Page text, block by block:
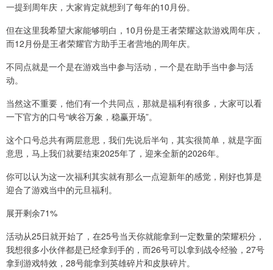
一提到周年庆，大家肯定就想到了每年的10月份。
但在这里我希望大家能够明白，10月份是王者荣耀这款游戏周年庆，
而12月份是王者荣耀官方助手王者营地的周年庆。
不同点就是一个是在游戏当中参与活动，一个是在助手当中参与活
动。
当然这不重要，他们有一个共同点，那就是福利有很多，大家可以看
一下官方的口号“峡谷万象，稳赢开场”。
这个口号总共有两层意思，我们先说后半句，其实很简单，就是字面
意思，马上我们就要结束2025年了，迎来全新的2026年。
你可以认为这一次福利其实就有那么一点迎新年的感觉，刚好也算是
迎合了游戏当中的元旦福利。
展开剩余71%
活动从25日就开始了，在25号当天你就能拿到一定数量的荣耀积分，
我想很多小伙伴都是已经拿到手的，而26号可以拿到战令经验，27号
拿到游戏特效，28号能拿到英雄碎片和皮肤碎片。